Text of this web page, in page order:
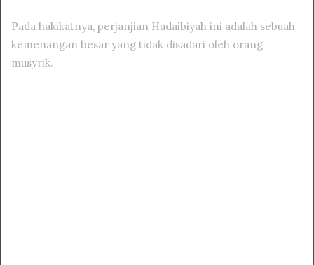
Pada hakikatnya, perjanjian Hudaibiyah ini adalah sebuah
kemenangan besar yang tidak disadari oleh orang
musyrik.